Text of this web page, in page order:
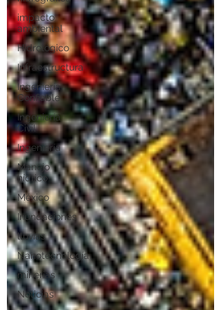
impacto
ambiental
Hidrológico
Infraestructura
Ingeniería
Confiable
Ingeniería
Civil
Ingeniería
Manejo
hídrico
México
Inundaciones
lluvias
Nanotecnología
minerias
Noticias